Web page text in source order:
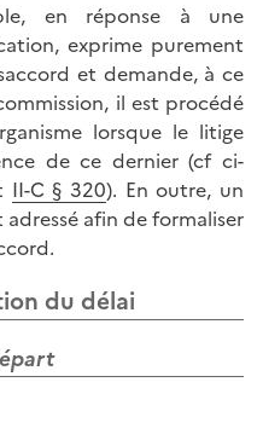
en réponse à une
exprime purement
et demande, à ce
il est procédé
lorsque le litige
de ce dernier (cf ci-
II-C § 320). En outre, un
adressé afin de formaliser
du délai